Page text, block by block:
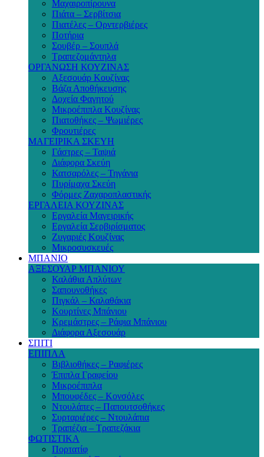
Μαχαιροπίρουνα
Πιάτα – Σερβίτσια
Πιατέλες – Ορντερβιέρες
Ποτήρια
Σουβέρ – Σουπλά
Τραπεζομάντηλα
ΟΡΓΑΝΩΣΗ ΚΟΥΖΙΝΑΣ
Αξεσουάρ Κουζίνας
Βάζα Αποθήκευσης
Δοχεία Φαγητού
Μικροέπιπλα Κουζίνας
Πιατοθήκες – Ψωμιέρες
Φρουτιέρες
ΜΑΓΕΙΡΙΚΑ ΣΚΕΥΗ
Γάστρες – Ταψιά
Διάφορα Σκεύη
Κατσαρόλες – Τηγάνια
Πυρίμαχα Σκεύη
Φόρμες Ζαχαροπλαστικής
ΕΡΓΑΛΕΙΑ ΚΟΥΖΙΝΑΣ
Εργαλεία Μαγειρικής
Εργαλεία Σερβιρίσματος
Ζυγαριές Κουζίνας
Μικροσυσκευές
ΜΠΑΝΙΟ
ΑΞΕΣΟΥΑΡ ΜΠΑΝΙΟΥ
Καλάθια Απλύτων
Σαπουνοθήκες
Πιγκάλ – Καλαθάκια
Κουρτίνες Μπάνιου
Κρεμάστρες – Ράφια Μπάνιου
Διάφορα Αξεσουάρ
ΣΠΙΤΙ
ΕΠΙΠΛΑ
Βιβλιοθήκες – Ραφιέρες
Έπιπλα Γραφείου
Μικροέπιπλα
Μπουφέδες – Κονσόλες
Ντουλάπες – Παπουτσοθήκες
Συρταριέρες – Ντουλάπια
Τραπέζια – Τραπεζάκια
ΦΩΤΙΣΤΙΚΑ
Πορτατίφ